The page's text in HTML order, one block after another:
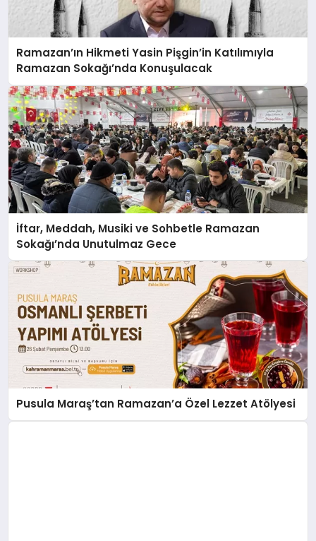
Ramazan’ın Hikmeti Yasin Pişgin’in Katılımıyla
Ramazan Sokağı’nda Konuşulacak
İftar, Meddah, Musiki ve Sohbetle Ramazan
Sokağı’nda Unutulmaz Gece
Pusula Maraş’tan Ramazan’a Özel Lezzet Atölyesi